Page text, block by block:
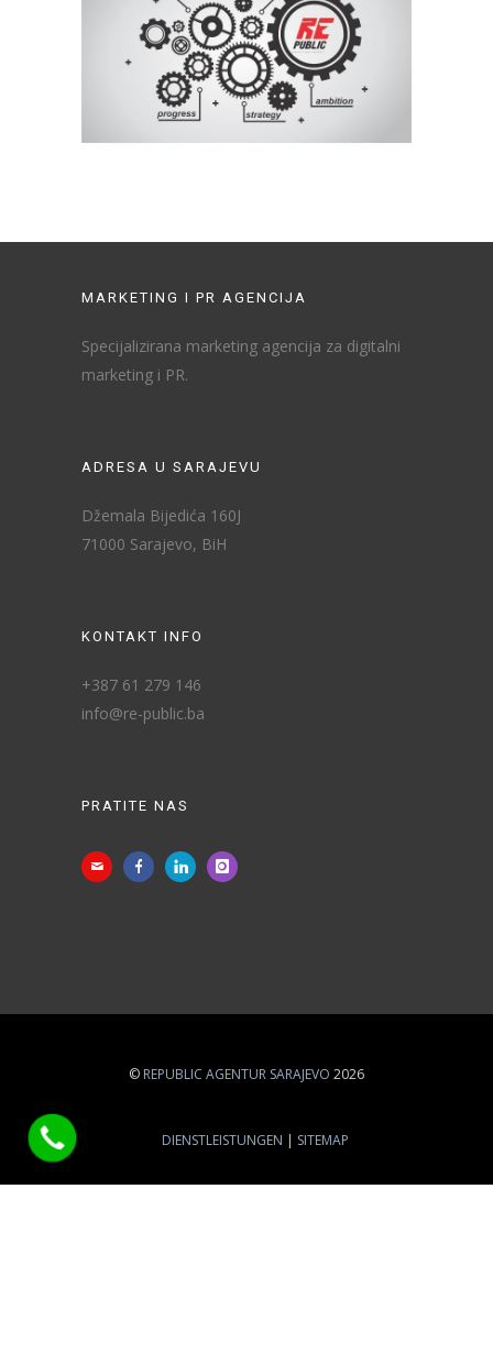
MARKETING I PR AGENCIJA
Specijalizirana marketing agencija za digitalni
marketing i PR.
ADRESA U SARAJEVU
Džemala Bijedića 160J
71000 Sarajevo, BiH
KONTAKT INFO
+387 61 279 146
info@re-public.ba
PRATITE NAS
© REPUBLIC AGENTUR SARAJEVO 2026
DIENSTLEISTUNGEN SITEMAP